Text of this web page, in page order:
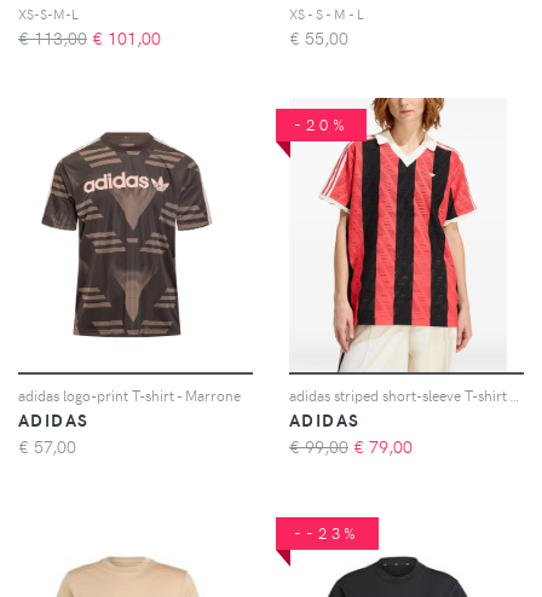
XS-S-M-L
€ 113,00 € 101,00
XS - S - M - L
€ 55,00
adidas logo-print T-shirt - Marrone
ADIDAS
€ 57,00
-20%
ADIDAS
€ 99,00 € 79,00
--23%